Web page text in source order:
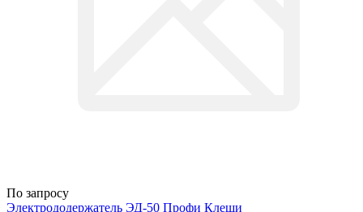
По запросу
Электрододержатель ЭД-50 Профи Клещи